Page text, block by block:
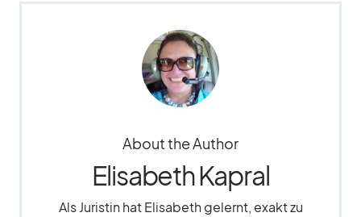
About the Author
Elisabeth Kapral
Als Juristin hat Elisabeth gelernt, exakt zu